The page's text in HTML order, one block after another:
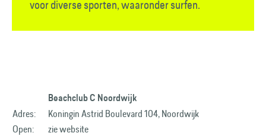
voor diverse sporten, waaronder surfen.
Beachclub C Noordwijk
Adres:
Koningin Astrid Boulevard 104, Noordwijk
Open:
zie website